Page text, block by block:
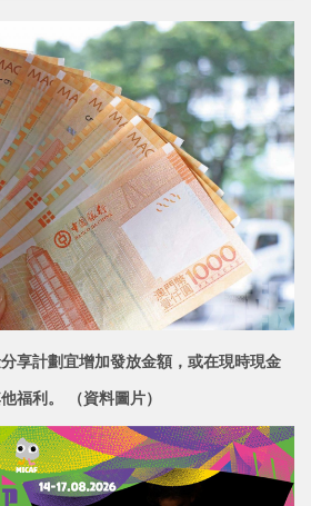
享計劃宜增加發放金額，或在現時現金
福利。 （資料圖片）